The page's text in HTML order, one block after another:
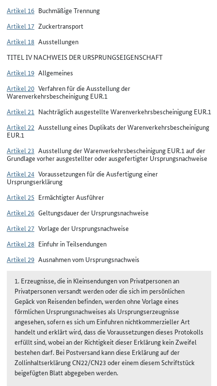
Artikel 16 Buchmäßige Trennung
Artikel 17 Zuckertransport
Artikel 18 Ausstellungen
TITEL IV NACHWEIS DER URSPRUNGSEIGENSCHAFT
Artikel 19 Allgemeines
Artikel 20 Verfahren für die Ausstellung der
Warenverkehrsbescheinigung EUR.1
Artikel 21 Nachträglich ausgestellte Warenverkehrsbescheinigung EUR.1
Artikel 22 Ausstellung eines Duplikats der Warenverkehrsbescheinigung
EUR.1
Artikel 23 Ausstellung der Warenverkehrsbescheinigung EUR.1 auf der
Grundlage vorher ausgestellter oder ausgefertigter Ursprungsnachweise
Artikel 24 Voraussetzungen für die Ausfertigung einer
Ursprungserklärung
Artikel 25 Ermächtigter Ausführer
Artikel 26 Geltungsdauer der Ursprungsnachweise
Artikel 27 Vorlage der Ursprungsnachweise
Artikel 28 Einfuhr in Teilsendungen
Artikel 29 Ausnahmen vom Ursprungsnachweis
1. Erzeugnisse, die in Kleinsendungen von Privatpersonen an
Privatpersonen versandt werden oder die sich im persönlichen
Gepäck von Reisenden befinden, werden ohne Vorlage eines
förmlichen Ursprungsnachweises als Ursprungserzeugnisse
angesehen, sofern es sich um Einfuhren nichtkommerzieller Art
handelt und erklärt wird, dass die Voraussetzungen dieses Protokolls
erfüllt sind, wobei an der Richtigkeit dieser Erklärung kein Zweifel
bestehen darf. Bei Postversand kann diese Erklärung auf der
Zollinhaltserklärung CN22/CN23 oder einem diesem Schriftstück
beigefügten Blatt abgegeben werden.